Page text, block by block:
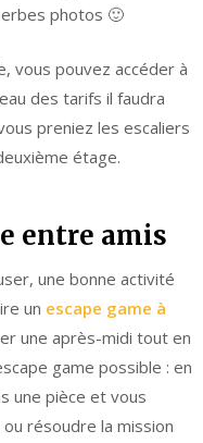
photos 🙂
vous pouvez accéder à
des tarifs il faudra
preniez les escaliers
étage.
entre amis
une bonne activité
un escape game à
une après-midi tout en
game possible : en
une pièce et vous
résoudre la mission